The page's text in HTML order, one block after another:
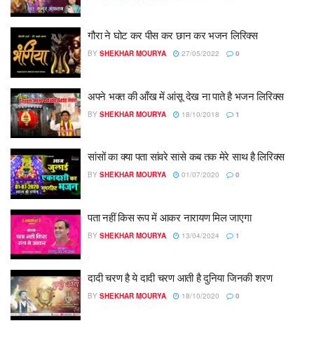
गौरा ने घोट कर पीस कर छान कर भजन लिरिक्स
BY SHEKHAR MOURYA 27/05/2022 0
अपने भक्त की आँख में आंसू देख ना पाते है भजन लिरिक्स
BY SHEKHAR MOURYA 18/10/2018 1
सांसों का क्या पता सांवरे सांसे कब तक मेरे साथ है लिरिक्स
BY SHEKHAR MOURYA 01/07/2020 0
पता नहीं किस रूप में आकर नारायण मिल जाएगा
BY SHEKHAR MOURYA 13/04/2024 1
दादी चरण है ये दादी चरण आती है दुनिया जिनकी शरण
BY SHEKHAR MOURYA 18/10/2020 0